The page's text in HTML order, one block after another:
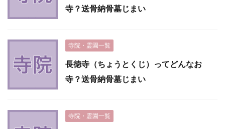
寺？送骨納骨墓じまい
寺院・霊園一覧
長徳寺（ちょうとくじ）ってどんなお
寺？送骨納骨墓じまい
寺院・霊園一覧